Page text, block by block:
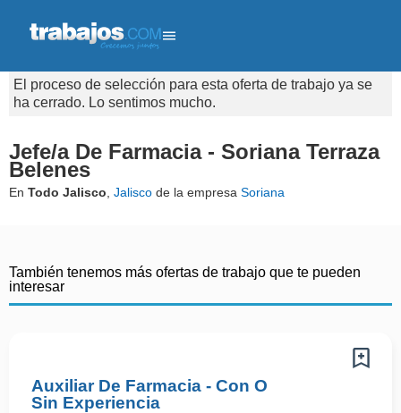
El proceso de selección para esta oferta de trabajo ya se
ha cerrado. Lo sentimos mucho.
Jefe/a De Farmacia - Soriana Terraza
Belenes
En Todo Jalisco Jalisco de la empresa Soriana
También tenemos más ofertas de trabajo que te pueden
interesar
Auxiliar De Farmacia - Con O
Sin Experiencia